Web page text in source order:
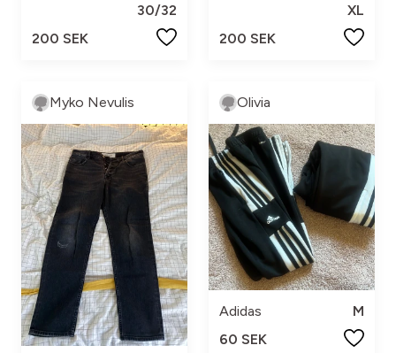
30/32
200 SEK
XL
200 SEK
Myko Nevulis Olivia
Adidas
M
60 SEK